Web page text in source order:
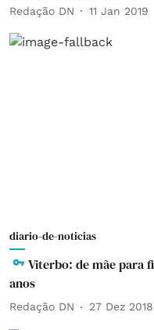
Redação DN 11 Jan 2019
diario-de-noticias
Viterbo: de mãe para
anos
Redação DN 27 Dez 2018